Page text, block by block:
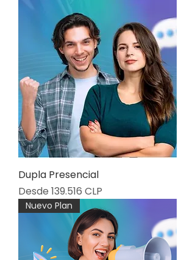
Dupla Presencial
Desde 139.516 CLP
Precio de oferta
Nuevo Plan